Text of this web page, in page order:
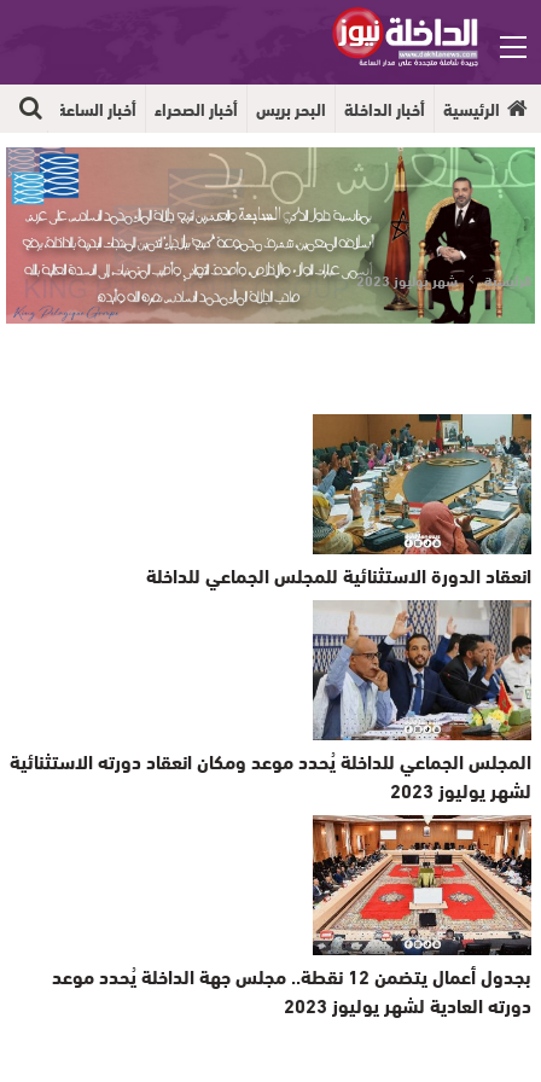
الرئيسية أخبار الداخلة البحر بريس أخبار الصحراء أخبار الساعة
الرئيسية شهر يوليوز 2023
انعقاد الدورة الاستثنائية للمجلس الجماعي للداخلة
المجلس الجماعي للداخلة يُحدد موعد ومكان انعقاد دورته الاستثنائية
لشهر يوليوز 2023
بجدول أعمال يتضمن 12 نقطة.. مجلس جهة الداخلة يُحدد موعد
دورته العادية لشهر يوليوز 2023